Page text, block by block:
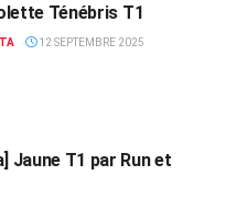
Ténébris T1
12 SEPTEMBRE 2025
Jaune T1 par Run et